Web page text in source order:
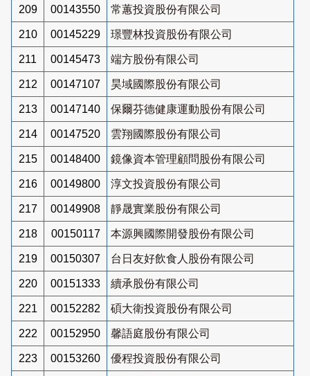
209 00143550 常蕙投資股份有限公司
210 00145229 璟豐林投資股份有限公司
211 00145473 端方股份有限公司
212 00147107 昊域國際股份有限公司
213 00147140 保爾芬德健康運動股份有限公司
214 00147520 雲翔國際股份有限公司
215 00148400 鏡像資本管理顧問股份有限公司
216 00149800 淳文投資股份有限公司
217 00149908 靜晟實業股份有限公司
218 00150117 本源興國際開發股份有限公司
219 00150307 台日友好飲食人股份有限公司
220 00151333 續承股份有限公司
221 00152282 碩大衛投資股份有限公司
222 00152950 馨語庭股份有限公司
223 00153260 優程投資股份有限公司